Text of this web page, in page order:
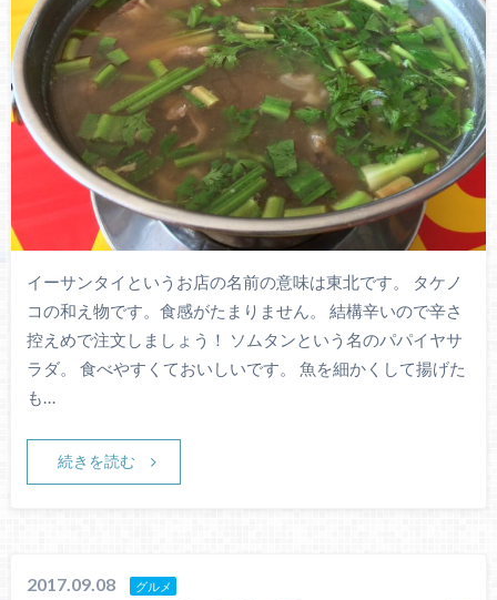
イーサンタイというお店の名前の意味は東北です。 タケノ
コの和え物です。食感がたまりません。 結構辛いので辛さ
控えめで注文しましょう！ ソムタンという名のパパイヤサ
ラダ。 食べやすくておいしいです。 魚を細かくして揚げた
も…
続きを読む
2017.09.08 グルメ